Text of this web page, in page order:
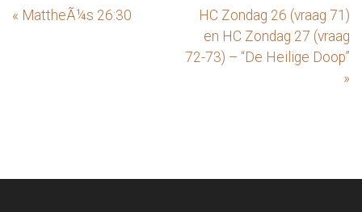
« MattheÃ¼s 26:30
HC Zondag 26 (vraag 71)
en HC Zondag 27 (vraag
72-73) – “De Heilige Doop”
»